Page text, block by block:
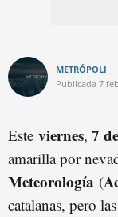
METRÓPOLI
Publicada 7
Este viernes, 7
amarilla por
Meteorología (
catalanas, pero las